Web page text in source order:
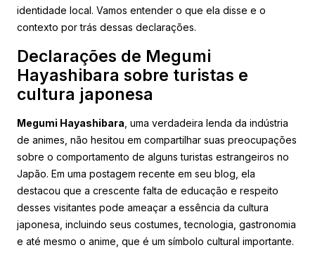
identidade local. Vamos entender o que ela disse e o
contexto por trás dessas declarações.
Declarações de Megumi
Hayashibara sobre turistas e
cultura japonesa
Megumi Hayashibara , uma verdadeira lenda da indústria
de animes, não hesitou em compartilhar suas preocupações
sobre o comportamento de alguns turistas estrangeiros no
Japão. Em uma postagem recente em seu blog, ela
destacou que a crescente falta de educação e respeito
desses visitantes pode ameaçar a essência da cultura
japonesa, incluindo seus costumes, tecnologia, gastronomia
e até mesmo o anime, que é um símbolo cultural importante.